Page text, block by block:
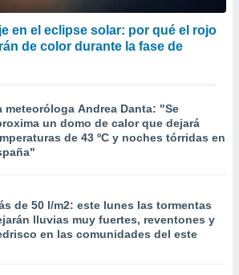
en el eclipse solar: por qué el rojo
de color durante la fase de
meteoróloga Andrea Danta: "Se
un domo de calor que dejará
de 43 ºC y noches tórridas en
de 50 l/m2: este lunes las tormentas
lluvias muy fuertes, reventones y
en las comunidades del este